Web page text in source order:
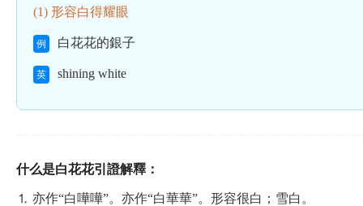
(1) 形容白得耀眼
例 白花花的銀子
英 shining white
什么是白花花引證解釋：
⒈ 亦作“白嘩嘩”。亦作“白華華”。形容很白；雪白。